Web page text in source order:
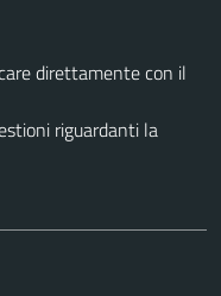
direttamente con il
riguardanti la